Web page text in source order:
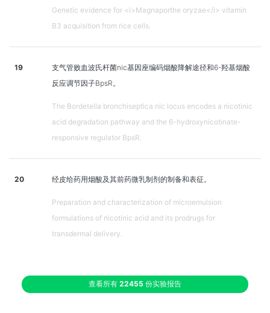
Genetic evidence for <i>Magnaporthe oryzae</i> vitamin
B3 acquisition from rice cells.
19
支气管败血波氏杆菌nic基因座编码烟酸降解途径和6-羟基烟酸
反应调节因子BpsR。
The Bordetella bronchiseptica nic locus encodes a nicotinic
acid degradation pathway and the 6-hydroxynicotinate-
responsive regulator BpsR.
20 经皮给药用烟酸及其前药微乳制剂的制备和表征。
Preparation and characterization of microemulsion
formulations of nicotinic acid and its prodrugs for
transdermal delivery.
查看所有 22455 份实验报告